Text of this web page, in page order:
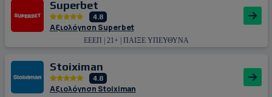
Superbet
4.8
Αξιολόγηση Superbet
ΕΕΕΠ | 21+ | ΠΑΙΞΕ ΥΠΕΥΘΥΝΑ
Stoiximan
4.8
Αξιολόγηση Stoiximan